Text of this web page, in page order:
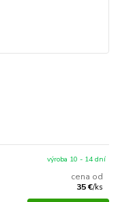
cena od
35 €/ks
výroba 10 - 14 dní